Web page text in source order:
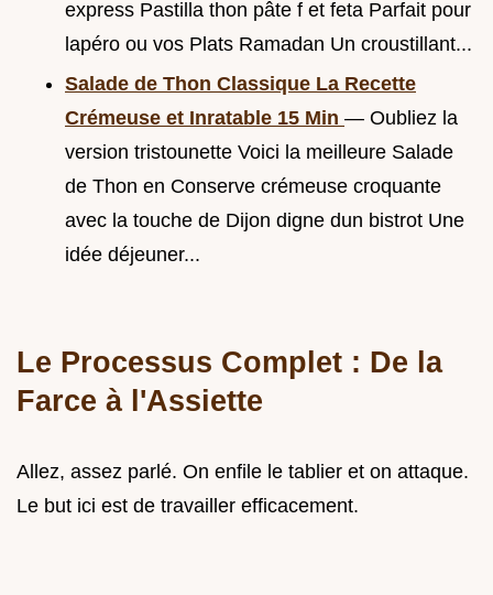
express Pastilla thon pâte f et feta Parfait pour
lapéro ou vos Plats Ramadan Un croustillant...
Salade de Thon Classique La Recette
Crémeuse et Inratable 15 Min — Oubliez la
version tristounette Voici la meilleure Salade
de Thon en Conserve crémeuse croquante
avec la touche de Dijon digne dun bistrot Une
idée déjeuner...
Le Processus Complet : De la
Farce à l'Assiette
Allez, assez parlé. On enfile le tablier et on attaque.
Le but ici est de travailler efficacement.